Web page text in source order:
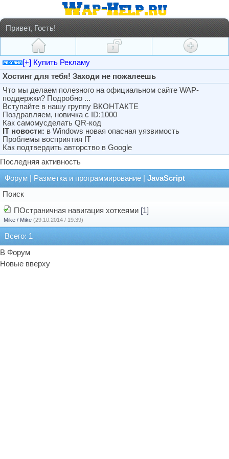
Привет, Гость!
[+] Купить Рекламу
Хостинг для тебя! Заходи не пожалеешь
Что мы делаем полезного на официальном сайте WAP-
поддержки? Подробно ...
Вступайте в нашу группу ВКОНТАКТЕ
Поздравляем, новичка с ID:1000
Как самомусделать QR-код
IT новости: в Windows новая опасная уязвимость
Проблемы восприятия IT
Как подтвердить авторство в Google
Последняя активность
Форум
Разметка и программирование
JavaScript
Поиск
ПОстраничная навигация хоткеями [1]
Mike / Mike (29.10.2014 / 19:39)
Всего: 1
В Форум
Новые вверху